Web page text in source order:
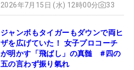
2026年7月15日 (水) 12時00分 33
ジャンボもタイガーもダウンで両ヒ
ザを広げていた！ 女子プロコーチ
が明かす「飛ばし」の真髄 #四の
五の言わず振り氣れ